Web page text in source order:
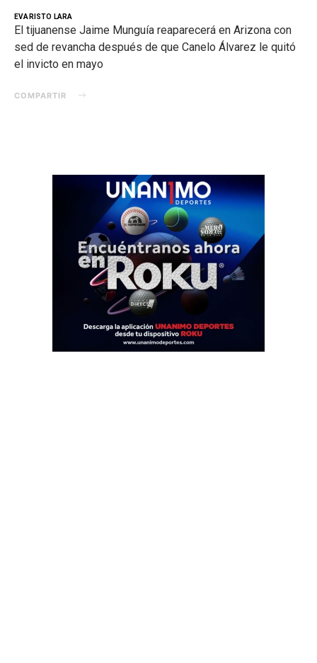
EVARISTO LARA
El tijuanense Jaime Munguía reaparecerá en Arizona con
sed de revancha después de que Canelo Álvarez le quitó
el invicto en mayo
COMPARTIR